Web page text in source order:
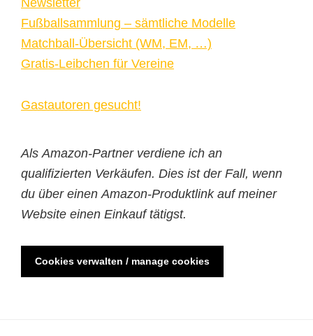
Fußballsammlung – sämtliche Modelle
Matchball-Übersicht (WM, EM, …)
Gratis-Leibchen für Vereine
Gastautoren gesucht!
Als Amazon-Partner verdiene ich an
qualifizierten Verkäufen. Dies ist der Fall, wenn
du über einen Amazon-Produktlink auf meiner
Website einen Einkauf tätigst.
Cookies verwalten / manage cookies